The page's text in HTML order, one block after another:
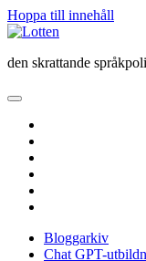
Hoppa till innehåll
Lotten
den skrattande
öppna
meny
Bloggarkiv
Chat GPT-